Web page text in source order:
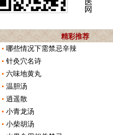
精彩推荐
哪些情况下需禁忌辛辣
针灸穴名诗
六味地黄丸
温胆汤
逍遥散
小青龙汤
小柴胡汤